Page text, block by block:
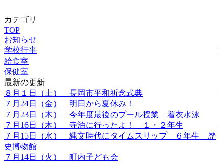
カテゴリ
TOP
お知らせ
学校行事
給食室
保健室
最新の更新
８月１日（土） 長岡市平和祈念式典
７月24日（金） 明日から夏休み！
７月23日（木） 今年度最後のプール授業 着衣水泳
７月16日（木） 寺泊に行ったよ！ １・２年生
７月15日（水） 縄文時代にタイムスリップ ６年生 歴
史博物館
７月14日（火） 町内子ども会